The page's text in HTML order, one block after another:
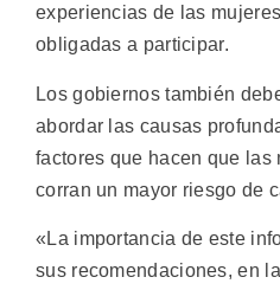
experiencias de las
obligadas a participar.
Los gobiernos también
abordar las causas
factores que hacen que las
corran un mayor riesgo de
«La importancia de este
sus recomendaciones, en